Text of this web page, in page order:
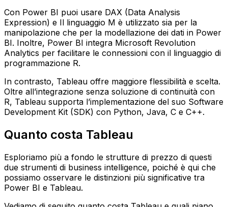
Con Power BI puoi usare DAX (Data Analysis
Expression) e Il linguaggio M è utilizzato sia per la
manipolazione che per la modellazione dei dati in Power
BI. Inoltre, Power BI integra Microsoft Revolution
Analytics per facilitare le connessioni con il linguaggio di
programmazione R.
In contrasto, Tableau offre maggiore flessibilità e scelta.
Oltre all’integrazione senza soluzione di continuità con
R, Tableau supporta l’implementazione del suo Software
Development Kit (SDK) con Python, Java, C e C++.
Quanto costa Tableau
Esploriamo più a fondo le strutture di prezzo di questi
due strumenti di business intelligence, poiché è qui che
possiamo osservare le distinzioni più significative tra
Power BI e Tableau.